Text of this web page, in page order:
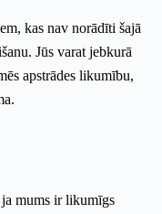
kas nav norādīti šajā
Jūs varat jebkurā
apstrādes likumību,
ja mums ir likumīgs